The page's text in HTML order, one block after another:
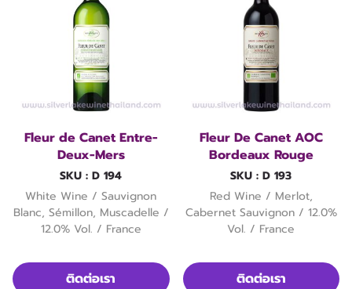
Fleur de Canet Entre-
Deux-Mers
SKU : D 194
White Wine / Sauvignon
Blanc, Sémillon, Muscadelle /
12.0% Vol. / France
ติดต่อเรา
Fleur De Canet AOC
Bordeaux Rouge
SKU : D 193
Red Wine / Merlot,
Cabernet Sauvignon / 12.0%
Vol. / France
ติดต่อเรา